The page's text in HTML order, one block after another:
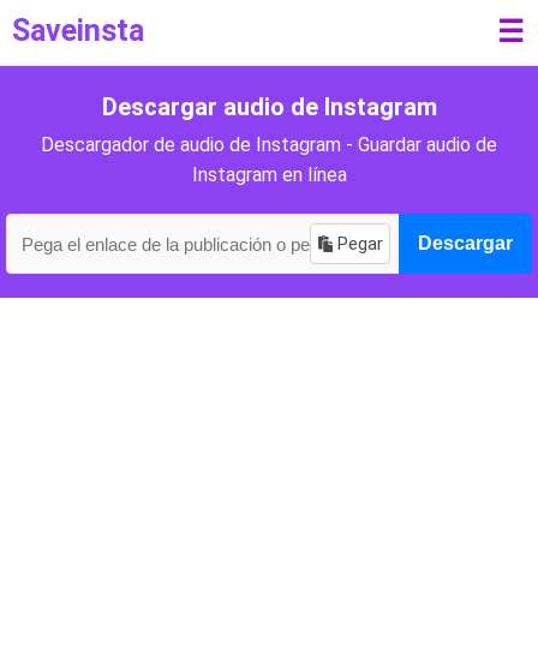
Saveinsta ☰
Descargar audio de Instagram
Descargador de audio de Instagram - Guardar audio de
Instagram en línea
Pegar Descargar